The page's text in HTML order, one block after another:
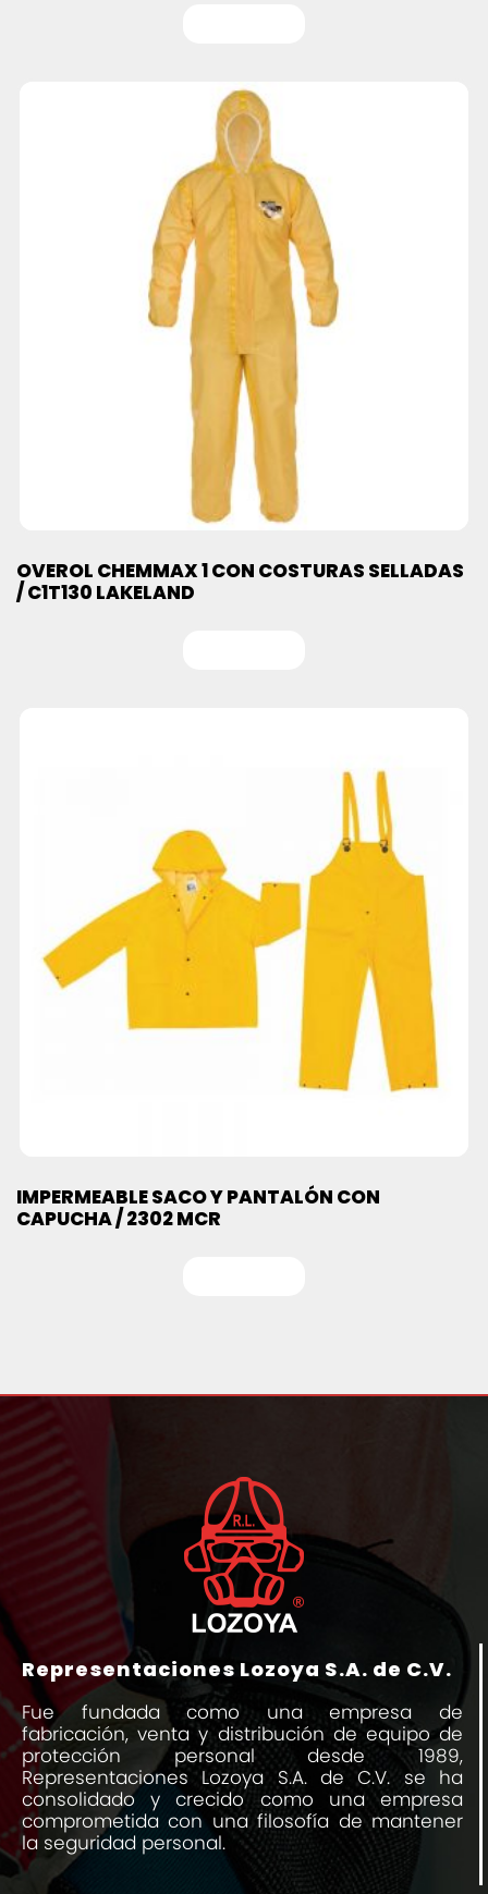
OVEROL CHEMMAX 1 CON COSTURAS SELLADAS
/ C1T130 LAKELAND
IMPERMEABLE SACO Y PANTALÓN CON
CAPUCHA / 2302 MCR
Representaciones Lozoya S.A. de C.V.
Fue fundada como una empresa de
fabricación, venta y distribución de equipo de
protección personal desde 1989,
Representaciones Lozoya S.A. de C.V. se ha
consolidado y crecido como una empresa
comprometida con una filosofía de mantener
la seguridad personal.